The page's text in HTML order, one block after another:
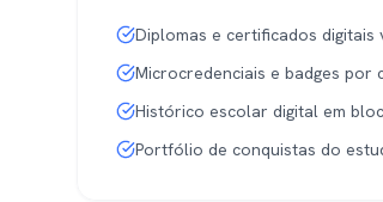
Diplomas e certificados digitais
Microcredenciais e badges por
Histórico escolar digital em
Portfólio de conquistas do